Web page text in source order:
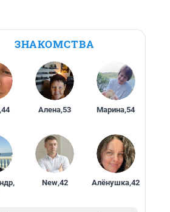
ЗНАКОМСТВА
,44 Алена,53 Марина,54
,
New,42 Алёнушка,42